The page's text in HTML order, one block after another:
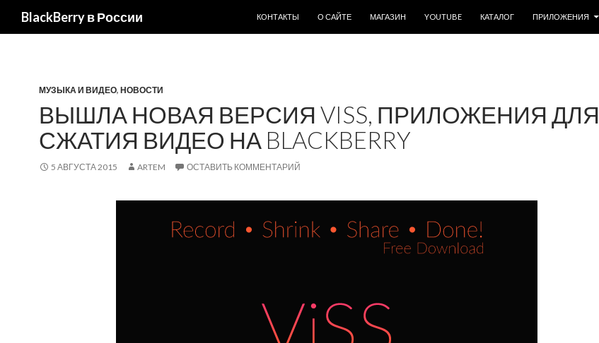
BlackBerry в России
КОНТАКТЫ
О САЙТЕ МАГАЗИН YOUTUBE КАТАЛОГ ПРИЛОЖЕНИЯ
МУЗЫКА И ВИДЕО, НОВОСТИ
ВЫШЛА НОВАЯ ВЕРСИЯ VISS, ПРИЛОЖЕНИЯ ДЛЯ
СЖАТИЯ ВИДЕО НА BLACKBERRY
5 АВГУСТА 2015 ARTEM ОСТАВИТЬ КОММЕНТАРИЙ